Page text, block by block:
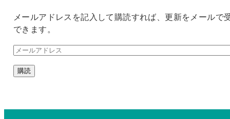
メールアドレスを記入して購読すれば、更新をメールで
できます。
メ
ル
レ
購読